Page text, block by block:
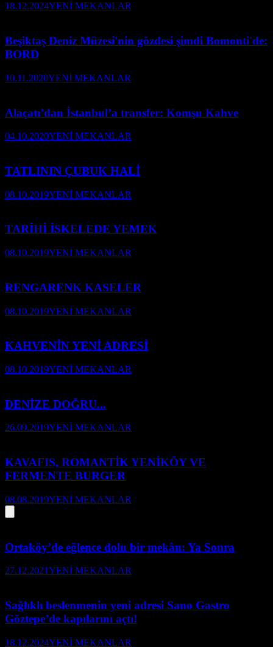
18.12.2024YENİ MEKANLAR
Beşiktaş Deniz Müzesi'nin gözdesi şimdi Bomonti'de:
BORD
10.11.2020YENİ MEKANLAR
Alaçatı’dan İstanbul’a transfer: Komşu Kahve
04.10.2020YENİ MEKANLAR
TATLININ ÇUBUK HALİ
08.10.2019YENİ MEKANLAR
TARİHİ İSKELEDE YEMEK
08.10.2019YENİ MEKANLAR
RENGARENK KASELER
08.10.2019YENİ MEKANLAR
KAHVENİN YENİ ADRESİ
08.10.2019YENİ MEKANLAR
DENİZE DOĞRU...
26.09.2019YENİ MEKANLAR
KAVAFIS, ROMANTİK YENİKÖY VE
FERMENTE BURGER
08.08.2019YENİ MEKANLAR
Ortaköy’de eğlence dolu bir mekân: Ya Sonra
27.12.2021YENİ MEKANLAR
Sağlıklı beslenmenin yeni adresi Sano Gastro
Göztepe’de kapılarını açtı!
18.12.2024YENİ MEKANLAR